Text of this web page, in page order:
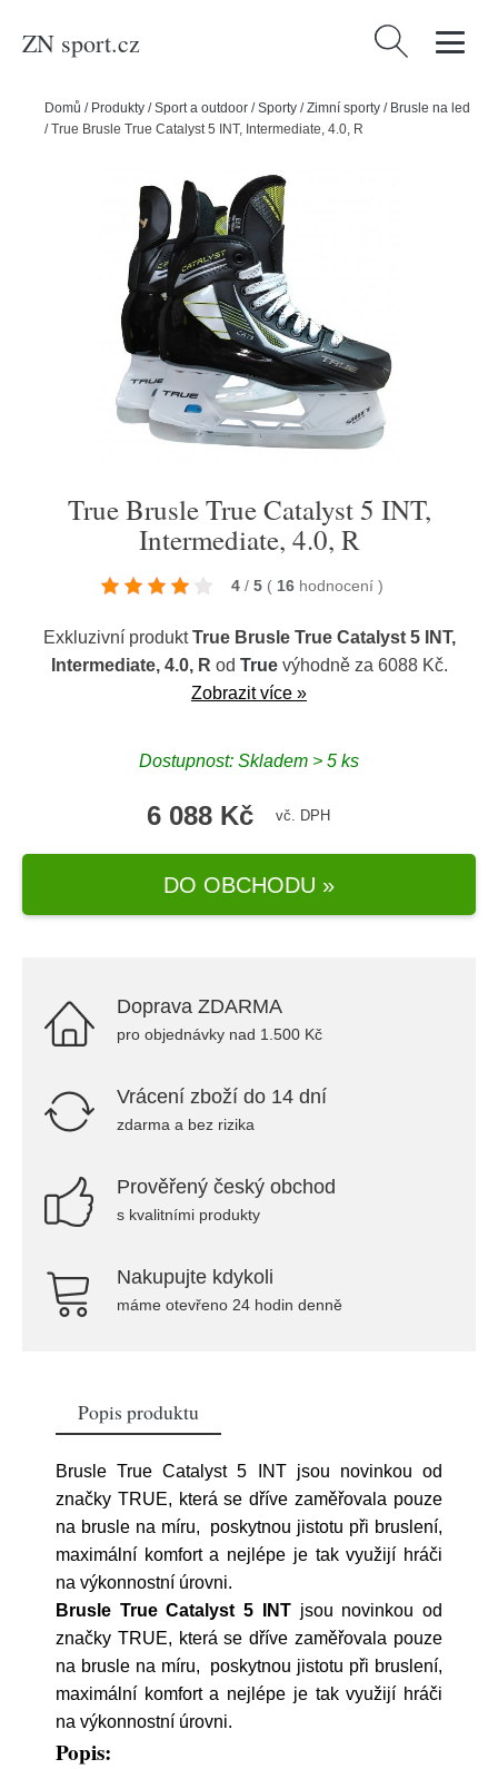
ZN sport.cz Vyhledávání
Domů / Produkty /Sport a outdoor /Sporty /Zimní sporty / Brusle na led
/True Brusle True Catalyst 5 INT, Intermediate, 4.0, R
True Brusle True Catalyst 5 INT,
Intermediate, 4.0, R
4 / 5 ( 16 hodnocení )
Exkluzivní produktTrue Brusle True Catalyst 5 INT,
Intermediate, 4.0, R od Truevýhodně za 6088 Kč.
Zobrazit více »
Dostupnost: Skladem > 5 ks
6 088 Kč vč. DPH
DO OBCHODU »
Doprava ZDARMA
pro objednávky nad 1.500 Kč
Vrácení zboží do 14 dní
zdarma a bez rizika
Prověřený český obchod
s kvalitními produkty
Nakupujte kdykoli
máme otevřeno 24 hodin denně
Popis produktu
Brusle True Catalyst 5 INT jsou novinkou od
značky TRUE, která se dříve zaměřovala pouze
na brusle na míru, poskytnou jistotu při bruslení,
maximální komfort a nejlépe je tak využijí hráči
na výkonnostní úrovni.
Brusle True Catalyst 5 INTjsou novinkou od
značky TRUE, která se dříve zaměřovala pouze
na brusle na míru, poskytnou jistotu při bruslení,
maximální komfort a nejlépe je tak využijí hráči
na výkonnostní úrovni.
Popis: